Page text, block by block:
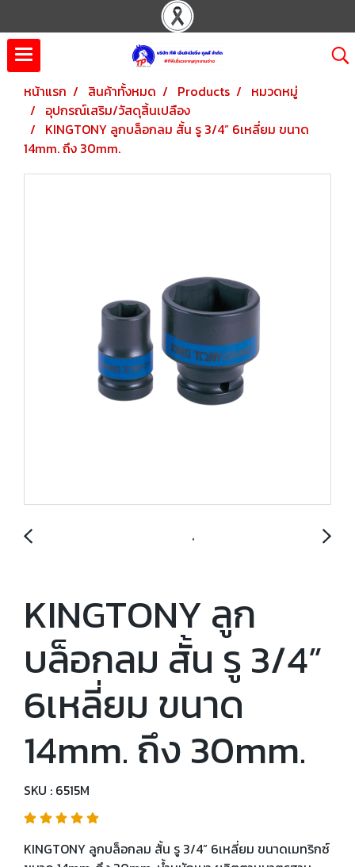
หน้าแรก สินค้าทั้งหมด Products
หมวดหมู่
อุปกรณ์เสริม/วัสดุสิ้นเปลือง
KINGTONY ลูกบล็อกลม สั้น รู 3/4” 6เหลี่ยม ขนาด
14mm. ถึง 30mm.
KINGTONY ลูก
บล็อกลม สั้น รู 3/4”
6เหลี่ยม ขนาด
14mm. ถึง 30mm.
SKU : 6515M
KINGTONY ลูกบล็อกลม สั้น รู 3/4” 6เหลี่ยม ขนาดเมทริกซ์